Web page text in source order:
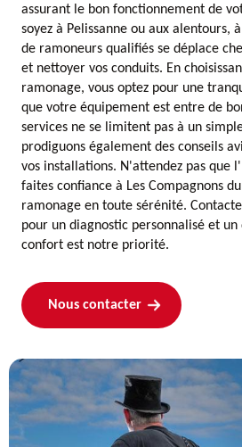
assurant le bon fonctionnement de
soyez à Pelissanne ou aux alentours,
de ramoneurs qualifiés se déplace
et nettoyer vos conduits. En
ramonage, vous optez pour une
que votre équipement est entre de
services ne se limitent pas à un
prodiguons également des conseils
vos installations. N'attendez pas que
faites confiance à Les Compagnons
ramonage en toute sérénité.
pour un diagnostic personnalisé et
confort est notre priorité.
Nous contacter